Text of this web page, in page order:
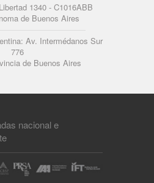
1340 - C1016ABB
de Buenos Aires
Av. Intermédanos Sur
776
de Buenos Aires
nacional e